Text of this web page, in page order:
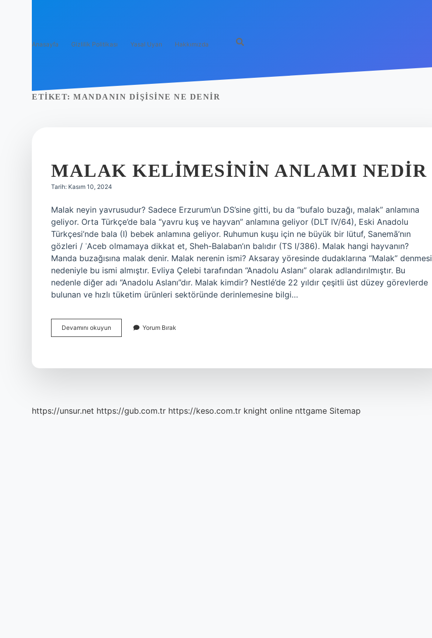
Anasayfa Gizlilik Politikası Yasal Uyarı Hakkımızda
ETIKET: MANDANIN DIŞISINE NE DENIR
MALAK KELIMESININ ANLAMI NEDIR
Tarih: Kasım 10, 2024
Malak neyin yavrusudur? Sadece Erzurum’un DS’sine gitti, bu da “bufalo buzağı, malak” anlamına
geliyor. Orta Türkçe’de bala “yavru kuş ve hayvan” anlamına geliyor (DLT IV/64), Eski Anadolu
Türkçesi’nde bala (I) bebek anlamına geliyor. Ruhumun kuşu için ne büyük bir lütuf, Sanemā’nın
gözleri / ʿAceb olmamaya dikkat et, Sheh-Balaban’ın balıdır (TS I/386). Malak hangi hayvanın?
Manda buzağısına malak denir. Malak nerenin ismi? Aksaray yöresinde dudaklarına “Malak” denmesi
nedeniyle bu ismi almıştır. Evliya Çelebi tarafından “Anadolu Aslanı” olarak adlandırılmıştır. Bu
nedenle diğer adı “Anadolu Aslanı”dır. Malak kimdir? Nestlé’de 22 yıldır çeşitli üst düzey görevlerde
bulunan ve hızlı tüketim ürünleri sektöründe derinlemesine bilgi…
Devamını okuyun
Kelimesinin
Yorum Bırak
https://unsur.net https://gub.com.tr https://keso.com.tr knight online nttgame Sitemap